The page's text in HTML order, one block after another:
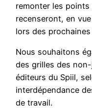
remonter les points
recenseront, en
lors des
Nous souhaitons
des grilles des
éditeurs du Spiil,
interdépendance
de travail.